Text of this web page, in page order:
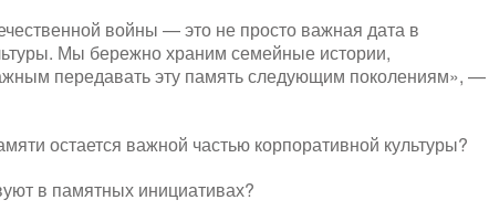
войны — это не просто важная дата в
Мы бережно храним семейные истории,
передавать эту память следующим поколениям», —
остается важной частью корпоративной культуры?
в памятных инициативах?